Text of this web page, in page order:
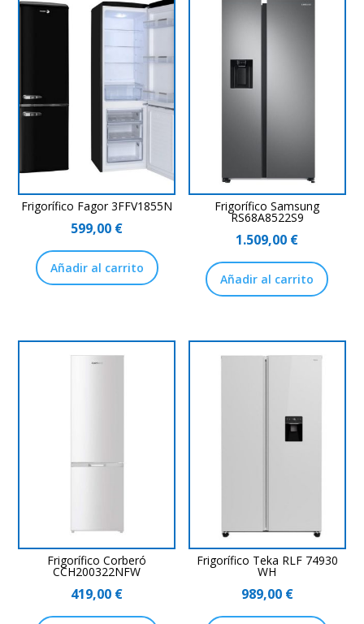
Frigorífico Fagor 3FFV1855N
599,00 €
Añadir al carrito
Frigorífico Samsung
RS68A8522S9
1.509,00 €
Añadir al carrito
Frigorífico Corberó
CCH200322NFW
419,00 €
Frigorífico Teka RLF 74930
WH
989,00 €